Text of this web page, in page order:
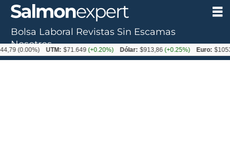
Bolsa Laboral Revistas Sin Escamas
Nosotros
UTM: $71.649(+0.20%) Dólar: $913,86(+0.25%) Euro: $1053,08(-